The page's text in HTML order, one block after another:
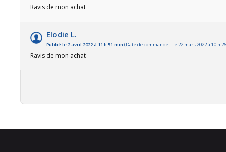
Ravis de mon achat
Elodie L.
Publié le 2 avril 2022 à 11 h 51 min (Date de commande : Le 22 mars 2022 à 10 h
Ravis de mon achat